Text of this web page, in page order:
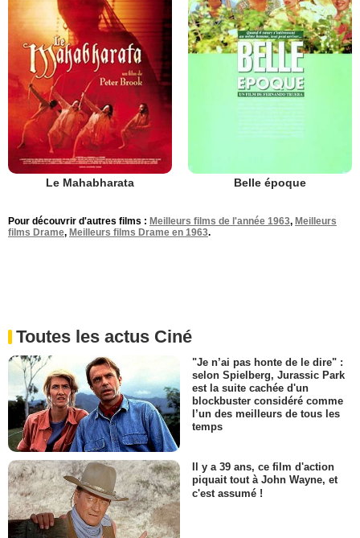
Le Mahabharata Belle époque
Pour découvrir d'autres films : Meilleurs films de l'année 1963, Meilleurs
films Drame, Meilleurs films Drame en 1963.
Toutes les actus Ciné
"Je n’ai pas honte de le dire" :
selon Spielberg, Jurassic Park
est la suite cachée d'un
blockbuster considéré comme
l’un des meilleurs de tous les
temps
Il y a 39 ans, ce film d'action
piquait tout à John Wayne, et
c'est assumé !